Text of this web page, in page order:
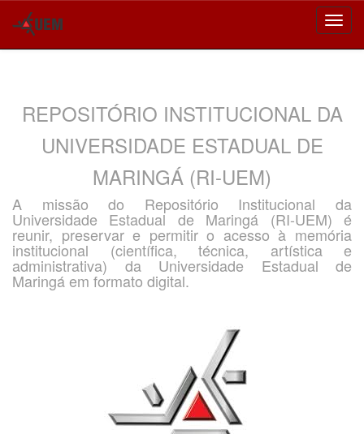
REPOSITÓRIO INSTITUCIONAL DA
UNIVERSIDADE ESTADUAL DE
MARINGÁ (RI-UEM)
A missão do Repositório Institucional da
Universidade Estadual de Maringá (RI-UEM) é
reunir, preservar e permitir o acesso à memória
institucional (científica, técnica, artística e
administrativa) da Universidade Estadual de
Maringá em formato digital.